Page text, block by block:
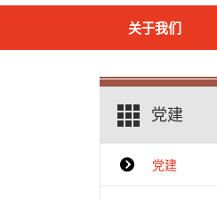
关于我们
党建
{$ClassName_en}
党建